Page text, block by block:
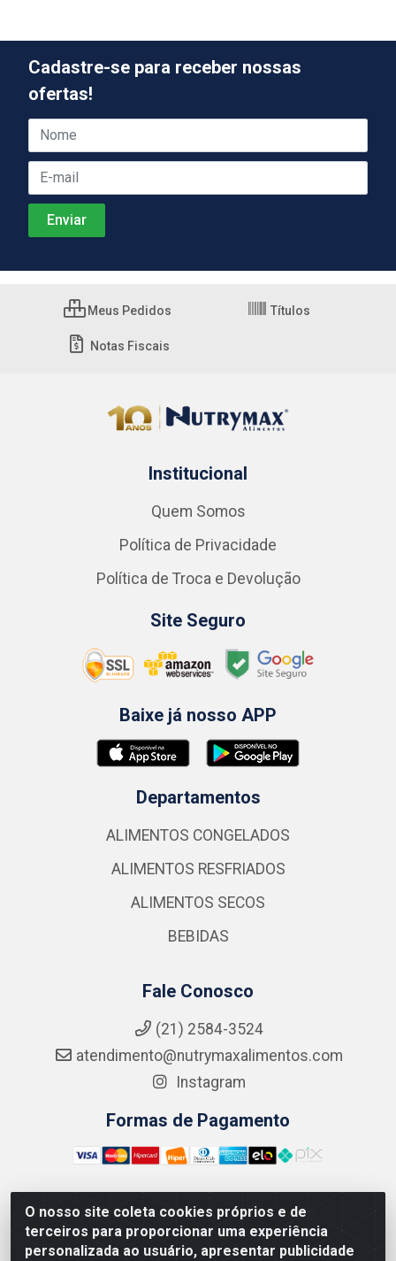
O nosso site coleta cookies próprios e de
terceiros para proporcionar uma experiência
personalizada ao usuário, apresentar publicidade
Cadastre-se para receber nossas
ofertas!
Meus Pedidos Títulos
Notas Fiscais
Institucional
Quem Somos
Política de Privacidade
Política de Troca e Devolução
Site Seguro
Baixe já nosso APP
Departamentos
ALIMENTOS CONGELADOS
ALIMENTOS RESFRIADOS
ALIMENTOS SECOS
BEBIDAS
Fale Conosco
(21) 2584-3524
atendimento@nutrymaxalimentos.com
Instagram
Formas de Pagamento
NUTRY MAX COMÉRCIO DE PRODUTOS ALIMENTICIOS
LTDA - RUA DO FEIJÃO, 721 PENHA CIRCULAR/RJ -